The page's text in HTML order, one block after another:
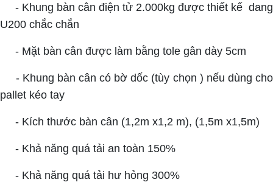
- Khung bàn cân điện tử 2.000kg được thiết kế dang
U200 chắc chắn
- Mặt bàn cân được làm bằng tole gân dày 5cm
- Khung bàn cân có bờ dốc (tùy chọn ) nếu dùng cho
pallet kéo tay
- Kích thước bàn cân (1,2m x1,2 m), (1,5m x1,5m)
- Khả năng quá tải an toàn 150%
- Khả năng quá tải hư hỏng 300%